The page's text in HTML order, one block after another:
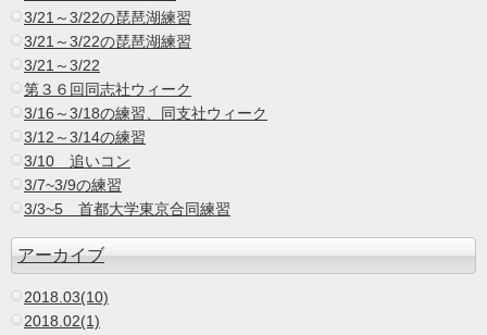
3/21～3/22の琵琶湖練習
3/21～3/22の琵琶湖練習
3/21～3/22
第３６回同志社ウィーク
3/16～3/18の練習、同支社ウィーク
3/12～3/14の練習
3/10 追いコン
3/7~3/9の練習
3/3~5 首都大学東京合同練習
アーカイブ
2018.03(10)
2018.02(1)